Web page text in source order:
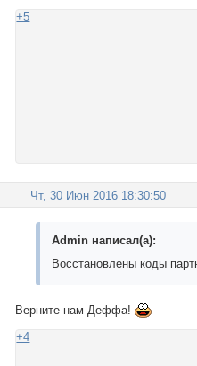
+5
Чт, 30 Июн 2016 18:30:50
Admin написал(а):
Восстановлены коды
Верните нам Деффа!
+4